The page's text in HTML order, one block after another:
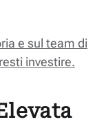
e sul team di
investire.